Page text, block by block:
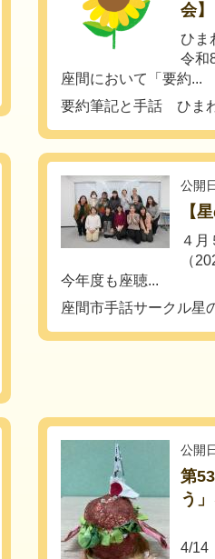
会】
ひま
令和
座間において「要約...
要約筆記と手話 ひま
公開
【
４月
（
今年度も座聴...
座間市手話サークル星
公開
第
う
4/14